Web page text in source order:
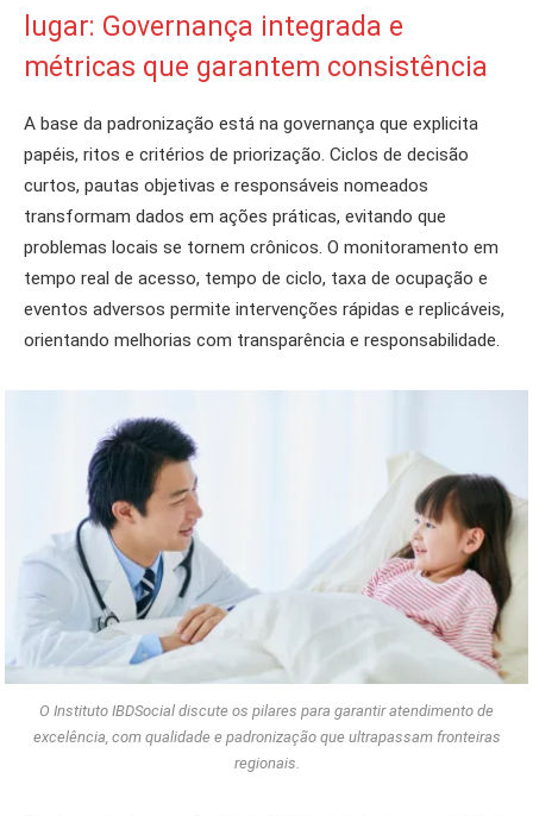
lugar: Governança integrada e
métricas que garantem consistência
A base da padronização está na governança que explicita
papéis, ritos e critérios de priorização. Ciclos de decisão
curtos, pautas objetivas e responsáveis nomeados
transformam dados em ações práticas, evitando que
problemas locais se tornem crônicos. O monitoramento em
tempo real de acesso, tempo de ciclo, taxa de ocupação e
eventos adversos permite intervenções rápidas e replicáveis,
orientando melhorias com transparência e responsabilidade.
O Instituto IBDSocial discute os pilares para garantir atendimento de
excelência, com qualidade e padronização que ultrapassam fronteiras
regionais.